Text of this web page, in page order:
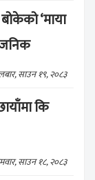
‘माया
साउन १९, २०८३
कि
साउन १८, २०८३